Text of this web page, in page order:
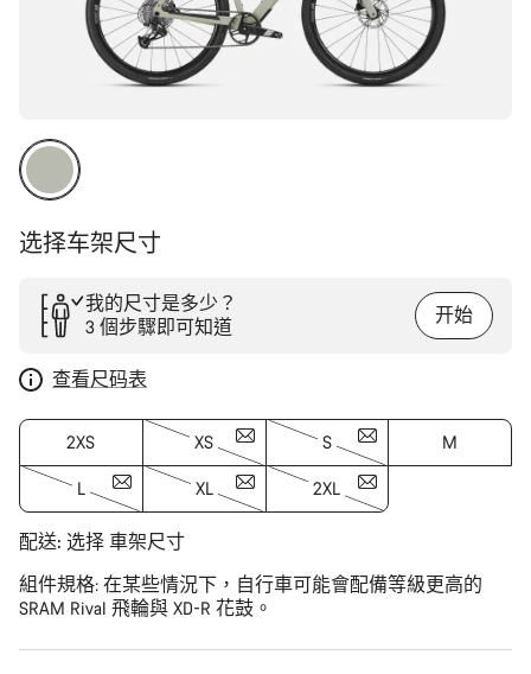
选择车架尺寸
我的尺寸是多少？
3 個步驟即可知道
开始
查看尺码表
2XS XS S M
L XL 2XL
配送: 选择 車架尺寸
組件規格: 在某些情況下，自行車可能會配備等級更高的
SRAM Rival 飛輪與 XD-R 花鼓。